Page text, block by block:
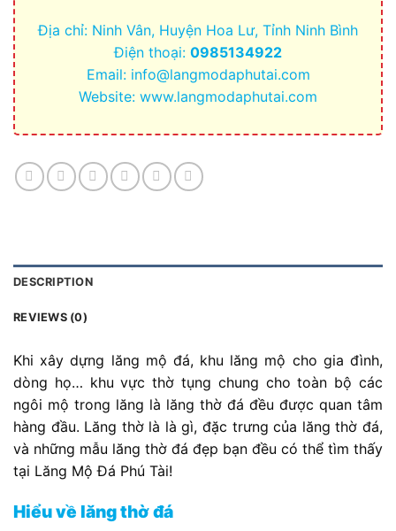
Địa chỉ: Ninh Vân, Huyện Hoa Lư, Tỉnh Ninh Bình
Điện thoại: 0985134922
Email: info@langmodaphutai.com
Website: www.langmodaphutai.com
DESCRIPTION
REVIEWS (0)
Khi xây dựng lăng mộ đá, khu lăng mộ cho gia đình,
dòng họ… khu vực thờ tụng chung cho toàn bộ các
ngôi mộ trong lăng là lăng thờ đá đều được quan tâm
hàng đầu. Lăng thờ là là gì, đặc trưng của lăng thờ đá,
và những mẫu lăng thờ đá đẹp bạn đều có thể tìm thấy
tại Lăng Mộ Đá Phú Tài!
Hiểu về lăng thờ đá